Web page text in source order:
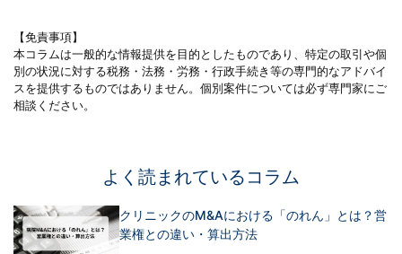
【免責事項】
本コラムは一般的な情報提供を目的としたものであり、特定の取引や個
別の状況に対する税務・法務・労務・行政手続き等の専門的なアドバイ
スを提供するものではありません。個別案件については必ず専門家にご
相談ください。
よく読まれているコラム
クリニックのM&Aにおける「のれん」とは？営
業権との違い・算出方法